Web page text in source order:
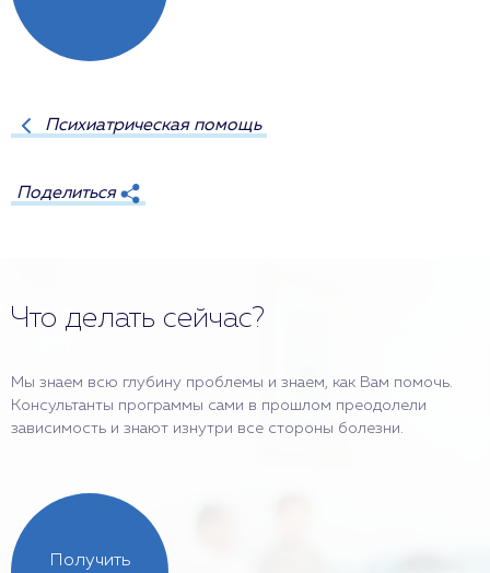
Психиатрическая помощь
Поделиться
Что делать сейчас?
Мы знаем всю глубину проблемы и знаем, как Вам помочь.
Консультанты программы сами в прошлом преодолели
зависимость и знают изнутри все стороны болезни.
Получить